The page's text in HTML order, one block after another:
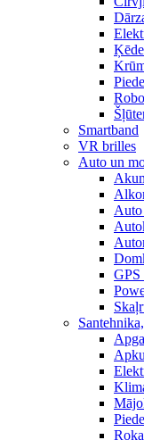
Smartband
VR brilles
Auto un
GPS